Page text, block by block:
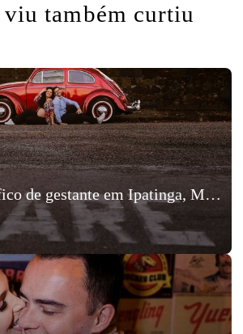
viu também curtiu
Ensaio fotográfico de gestante em Ipatinga, Minas Gerais - Babi e Tutuka